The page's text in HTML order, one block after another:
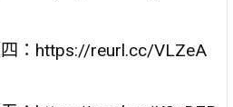
四：https://reurl.cc/VLZeA